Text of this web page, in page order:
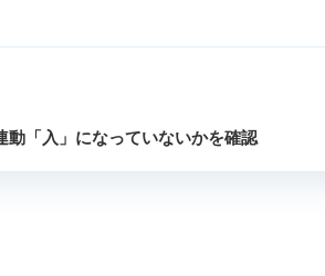
動「入」になっていないかを確認